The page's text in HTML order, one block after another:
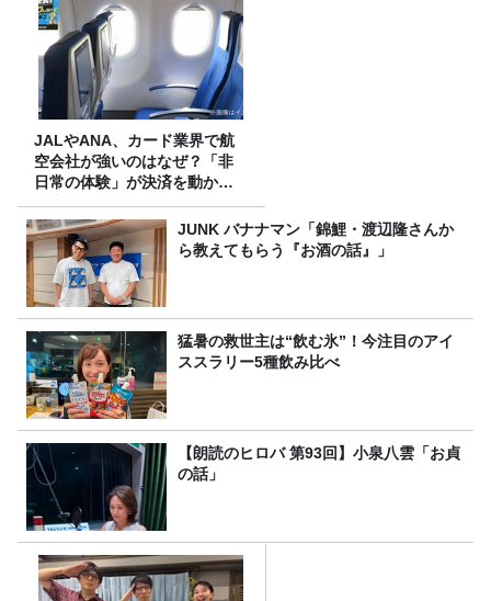
JALやANA、カード業界で航
空会社が強いのはなぜ？「非
日常の体験」が決済を動かす
理由
JUNK バナナマン「錦鯉・渡辺隆さんか
ら教えてもらう『お酒の話』」
猛暑の救世主は“飲む氷”！今注目のアイ
ススラリー5種飲み比べ
【朗読のヒロバ 第93回】小泉八雲「お貞
の話」